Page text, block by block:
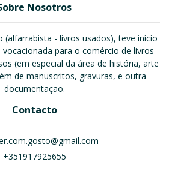
Nosotros
(alfarrabista - livros usados), teve início
vocacionada para o comércio de livros
(em especial da área de história, arte
de manuscritos, gravuras, e outra
documentação.
Contacto
+351917925655